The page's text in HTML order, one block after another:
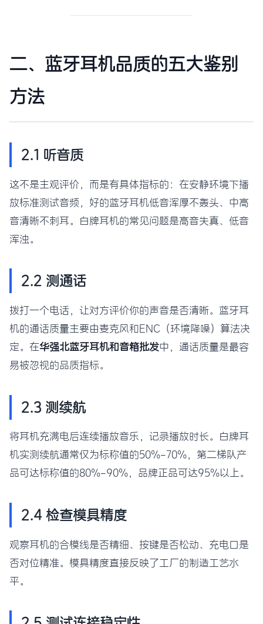
二、蓝牙耳机品质的五大鉴别
方法
2.1 听音质
这不是主观评价，而是有具体指标的：在安静环境下播
放标准测试音频，好的蓝牙耳机低音浑厚不轰头、中高
音清晰不刺耳。白牌耳机的常见问题是高音失真、低音
浑浊。
2.2 测通话
拨打一个电话，让对方评价你的声音是否清晰。蓝牙耳
机的通话质量主要由麦克风和ENC（环境降噪）算法决
定。在华强北蓝牙耳机和音箱批发中，通话质量是最容
易被忽视的品质指标。
2.3 测续航
将耳机充满电后连续播放音乐，记录播放时长。白牌耳
机实测续航通常仅为标称值的50%-70%，第二梯队产
品可达标称值的80%-90%，品牌正品可达95%以上。
2.4 检查模具精度
观察耳机的合模线是否精细、按键是否松动、充电口是
否对位精准。模具精度直接反映了工厂的制造工艺水
平。